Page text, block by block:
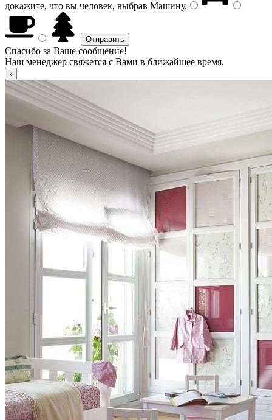
докажите, что вы человек, выбрав Машину.
Спасибо за Ваше сообщение!
Наш менеджер свяжется с Вами в ближайшее время.